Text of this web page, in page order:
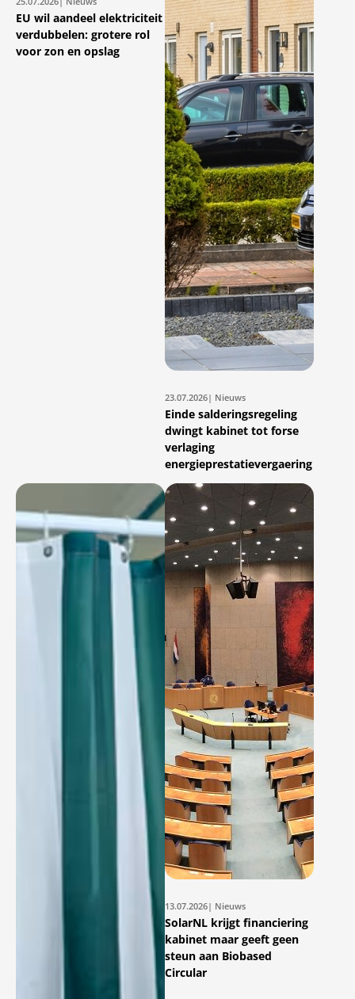
EU wil aandeel elektriciteit
verdubbelen: grotere rol
voor zon en opslag
23.07.2026| Nieuws
Einde salderingsregeling
dwingt kabinet tot forse
verlaging
energieprestatievergaering
13.07.2026| Nieuws
SolarNL krijgt financiering
kabinet maar geeft geen
steun aan Biobased
Circular